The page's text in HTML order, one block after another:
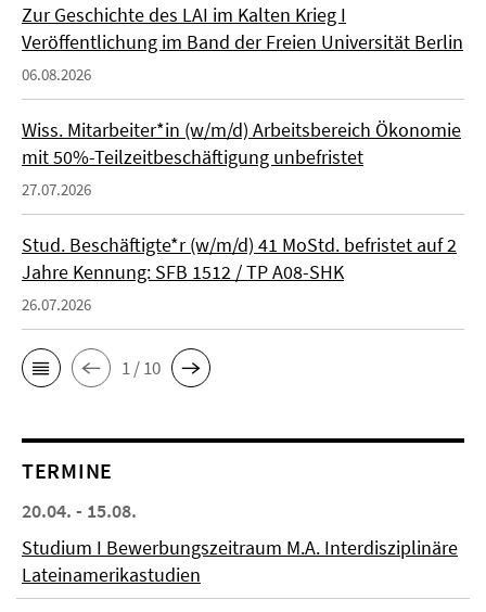
Zur Geschichte des LAI im Kalten Krieg I
Veröffentlichung im Band der Freien Universität Berlin
06.08.2026
Wiss. Mitarbeiter*in (w/m/d) Arbeitsbereich Ökonomie
mit 50%-Teilzeitbeschäftigung unbefristet
27.07.2026
Stud. Beschäftigte*r (w/m/d) 41 MoStd. befristet auf 2
Jahre Kennung: SFB 1512 / TP A08-SHK
26.07.2026
1 / 10
TERMINE
20.04. - 15.08.
Studium I Bewerbungszeitraum M.A. Interdisziplinäre
Lateinamerikastudien